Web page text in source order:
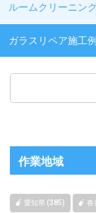
ルームクリーニン
ガラスリペア施工
作業地域
愛知県 (385) 春